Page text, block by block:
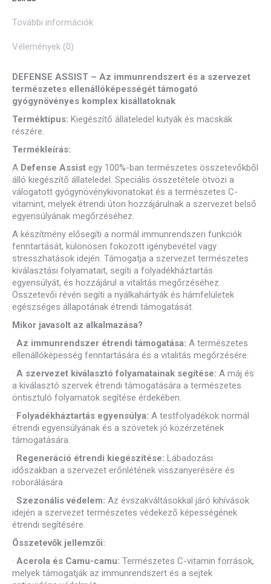
További információk
Vélemények (0)
DEFENSE ASSIST – Az immunrendszert és a szervezet
természetes ellenállóképességét támogató
gyógynövényes komplex kisállatoknak
Terméktípus: Kiegészítő állateledel kutyák és macskák
részére.
Termékleírás:
A Defense Assist egy 100%-ban természetes összetevőkből
álló kiegészítő állateledel. Speciális összetétele ötvözi a
válogatott gyógynövénykivonatokat és a természetes C-
vitamint, melyek étrendi úton hozzájárulnak a szervezet belső
egyensúlyának megőrzéséhez.
A készítmény elősegíti a normál immunrendszeri funkciók
fenntartását, különösen fokozott igénybevétel vagy
stresszhatások idején. Támogatja a szervezet természetes
kiválasztási folyamatait, segíti a folyadékháztartás
egyensúlyát, és hozzájárul a vitalitás megőrzéséhez.
Összetevői révén segíti a nyálkahártyák és hámfelületek
egészséges állapotának étrendi támogatását.
Mikor javasolt az alkalmazása?
· Az immunrendszer étrendi támogatása: A természetes
ellenállóképesség fenntartására és a vitalitás megőrzésére.
· A szervezet kiválasztó folyamatainak segítése: A máj és
a kiválasztó szervek étrendi támogatására a természetes
öntisztuló folyamatok segítése érdekében.
· Folyadékháztartás egyensúlya: A testfolyadékok normál
étrendi egyensúlyának és a szövetek jó közérzetének
támogatására.
· Regeneráció étrendi kiegészítése: Lábadozási
időszakban a szervezet erőnlétének visszanyerésére és
roborálására.
· Szezonális védelem: Az évszakváltásokkal járó kihívások
idején a szervezet természetes védekező képességének
étrendi segítésére.
Összetevők jellemzői:
· Acerola és Camu-camu: Természetes C-vitamin források,
melyek támogatják az immunrendszert és a sejtek